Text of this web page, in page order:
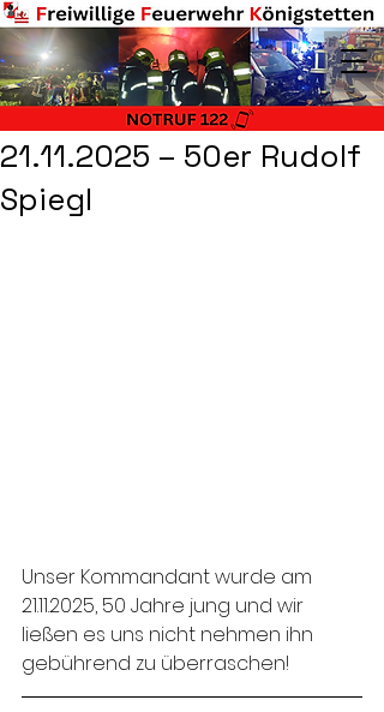
21.11.2025 – 50er Rudolf
Spiegl
Unser Kommandant wurde am
21.11.2025, 50 Jahre jung und wir
ließen es uns nicht nehmen ihn
gebührend zu überraschen!